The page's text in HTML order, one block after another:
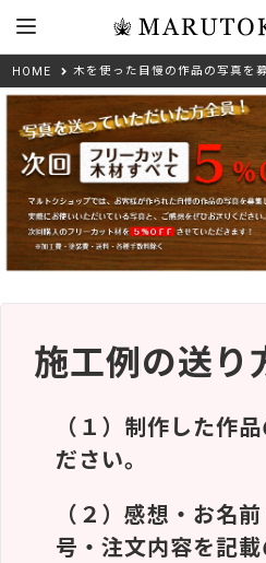
HOME 木を使った自慢の作品の写真を
施工例の送り
（１）制作した作
ださい。
（２）感想・お名
号・注文内容を記載